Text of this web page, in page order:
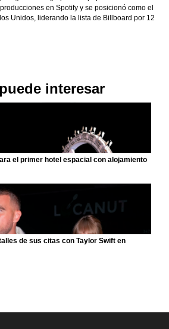
en Spotify y se posicionó como el
Unidos, liderando la lista de Billboard por 12
interesar
el primer hotel espacial con alojamiento
de sus citas con Taylor Swift en